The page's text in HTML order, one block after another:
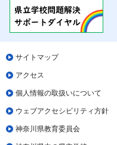
サイトマップ
アクセス
個人情報の取扱いについて
ウェブアクセシビリティ方針
神奈川県教育委員会